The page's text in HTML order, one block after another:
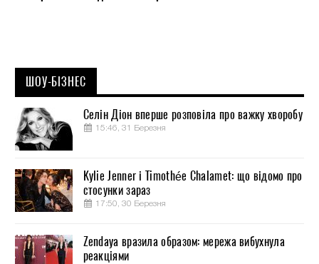
ШОУ-БІЗНЕС
Селін Діон вперше розповіла про важку хворобу
15:46, 31 Березня
Kylie Jenner і Timothée Chalamet: що відомо про
стосунки зараз
17:50, 30 Березня
Zendaya вразила образом: мережа вибухнула
реакціями